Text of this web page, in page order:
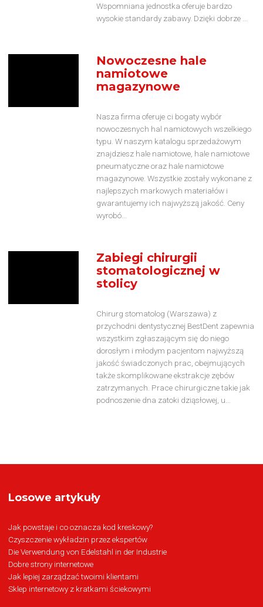
Wspomniana jednostka oferuje bardzo
wysokie standardy zabawy. Dzięki dobrze ...
Nowoczesne hale
namiotowe
magazynowe
Nasza firma oferuje ci bogaty wybór
nowoczesnych hal namiotowych wszelkiego
typu. W naszym katalogu sprzedażowym
znajdziesz hale namiotowe, hale namiotowe
pneumatyczne oraz hale namiotowe
magazynowe. Wszystkie zostały wykonane z
najlepszych markowych materiałów i
gwarantujemy ich najwyższą jakość. Ceny
wyrobó...
Zabiegi chirurgii
stomatologicznej w
stolicy
Chirurg stomatolog (Warszawa) z
przychodni dentystycznej BestDent zapewnia
wszystkim zgłaszającym się do niego
dorosłym i młodym pacjentom najwyższą
jakość świadczonych prac, obejmujących
także skomplikowane ekstrakcje zębów
zatrzymanych. Prace chirurgiczne takie jak
podnoszenie dna zatoki dziąsłowej, u...
Losowe artykuły
Jak powstaje i co oznacza kod kreskowy?
Czyszczenie wykładzin przez ekspertów
Die Verwendung von Edelstahl in der Industrie
Dobre strony internetowe
Jak lepiej zarządzać twoimi klientami
Sklep internetowy z kratkami ściekowymi